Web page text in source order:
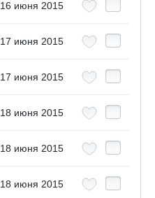
16 июня 2015
17 июня 2015
17 июня 2015
18 июня 2015
18 июня 2015
18 июня 2015